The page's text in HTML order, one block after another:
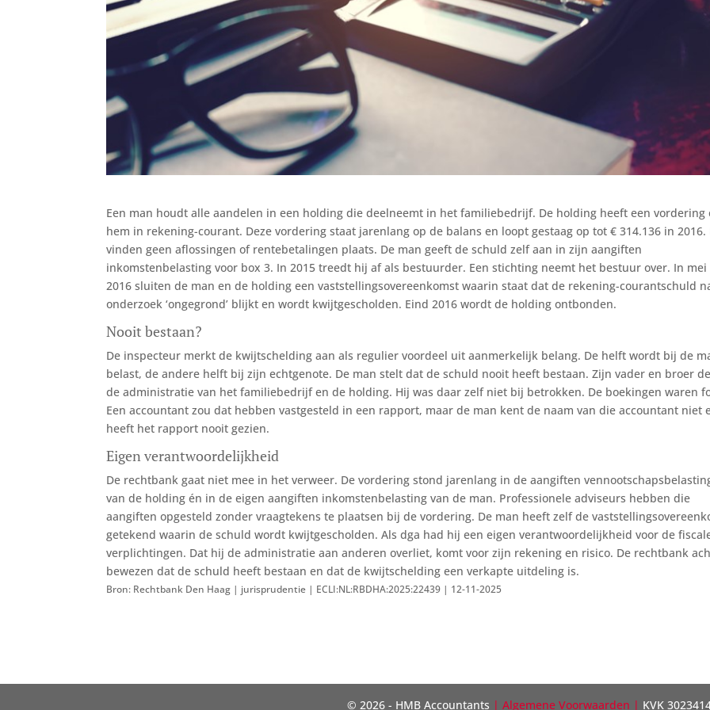
Een man houdt alle aandelen in een holding die deelneemt in het familiebedrijf. De holding heeft een vordering
hem in rekening-courant. Deze vordering staat jarenlang op de balans en loopt gestaag op tot € 314.136 in 2016.
vinden geen aflossingen of rentebetalingen plaats. De man geeft de schuld zelf aan in zijn aangiften
inkomstenbelasting voor box 3. In 2015 treedt hij af als bestuurder. Een stichting neemt het bestuur over. In mei
2016 sluiten de man en de holding een vaststellingsovereenkomst waarin staat dat de rekening-courantschuld
onderzoek ‘ongegrond’ blijkt en wordt kwijtgescholden. Eind 2016 wordt de holding ontbonden.
Nooit bestaan?
De inspecteur merkt de kwijtschelding aan als regulier voordeel uit aanmerkelijk belang. De helft wordt bij de
belast, de andere helft bij zijn echtgenote. De man stelt dat de schuld nooit heeft bestaan. Zijn vader en broer
de administratie van het familiebedrijf en de holding. Hij was daar zelf niet bij betrokken. De boekingen waren
Een accountant zou dat hebben vastgesteld in een rapport, maar de man kent de naam van die accountant niet
heeft het rapport nooit gezien.
Eigen verantwoordelijkheid
De rechtbank gaat niet mee in het verweer. De vordering stond jarenlang in de aangiften
van de holding én in de eigen aangiften inkomstenbelasting van de man. Professionele adviseurs hebben die
aangiften opgesteld zonder vraagtekens te plaatsen bij de vordering. De man heeft zelf de
getekend waarin de schuld wordt kwijtgescholden. Als dga had hij een eigen verantwoordelijkheid voor de
verplichtingen. Dat hij de administratie aan anderen overliet, komt voor zijn rekening en risico. De rechtbank
bewezen dat de schuld heeft bestaan en dat de kwijtschelding een verkapte uitdeling is.
Bron: Rechtbank Den Haag | jurisprudentie | ECLI:NL:RBDHA:2025:22439 | 12-11-2025
© 2026 - HMB Accountants | Algemene Voorwaarden | KVK